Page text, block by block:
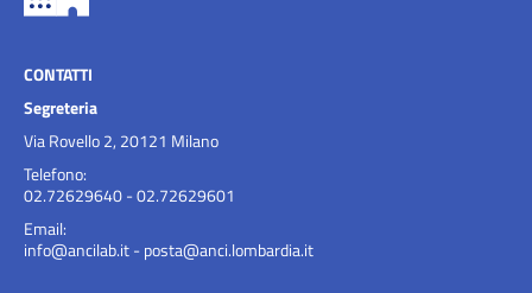
CONTATTI
Segreteria
Via Rovello 2, 20121 Milano
Telefono:
02.72629640 - 02.72629601
Email:
info@ancilab.it- posta@anci.lombardia.it